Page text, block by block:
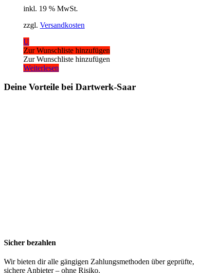
inkl. 19 % MwSt.
zzgl. Versandkosten
U
Zur Wunschliste hinzufügen
Zur Wunschliste hinzufügen
Weiterlesen
Deine Vorteile bei Dartwerk-Saar
Sicher bezahlen
Wir bieten dir alle gängigen Zahlungsmethoden über geprüfte,
sichere Anbieter – ohne Risiko.